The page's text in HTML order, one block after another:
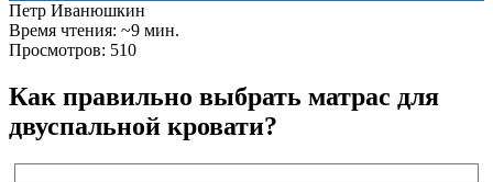
Петр Иванюшкин
Время чтения: ~9 мин.
Просмотров: 510
Как правильно выбрать матрас для
двуспальной кровати?